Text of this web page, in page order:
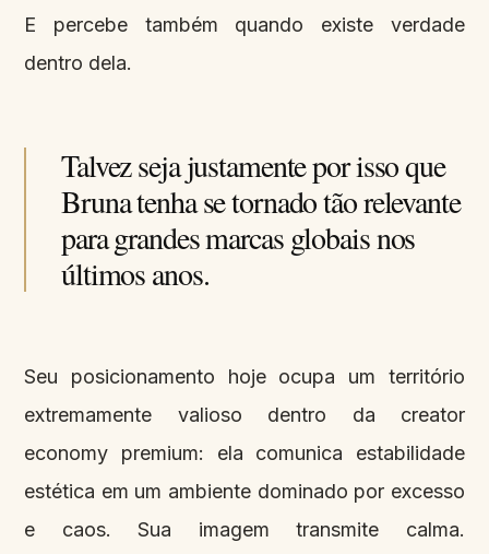
E percebe também quando existe verdade
dentro dela.
Talvez seja justamente por isso que
Bruna tenha se tornado tão relevante
para grandes marcas globais nos
últimos anos.
Seu posicionamento hoje ocupa um território
extremamente valioso dentro da creator
economy premium: ela comunica estabilidade
estética em um ambiente dominado por excesso
e caos. Sua imagem transmite calma.